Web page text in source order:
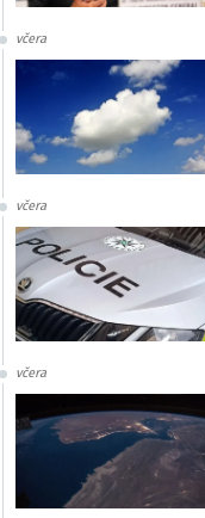
včera
včera
včera